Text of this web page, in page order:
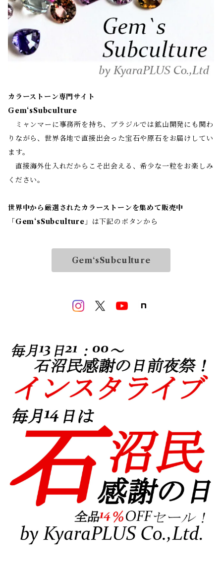
カラーストーン専門サイト
Gem‘sSubculture
ミャンマーに事務所を持ち、ブラジルでは鉱山開発にも関わ
りながら、世界各地で直接出会った宝石や原石をお届けしてい
ます。
直接海外仕入れだからこそ出会える、希少な一粒をお楽しみ
ください。
世界中から厳選されたカラーストーンを集めて販売中
「 Gem‘sSubculture 」は下記のボタンから
Gem‘sSubculture